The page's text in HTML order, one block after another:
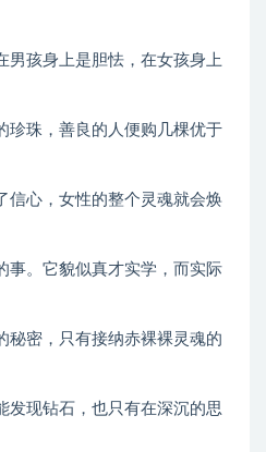
男孩身上是胆怯，在女孩身上
珍珠，善良的人便购几棵优于
信心，女性的整个灵魂就会焕
事。它貌似真才实学，而实际
秘密，只有接纳赤裸裸灵魂的
发现钻石，也只有在深沉的思